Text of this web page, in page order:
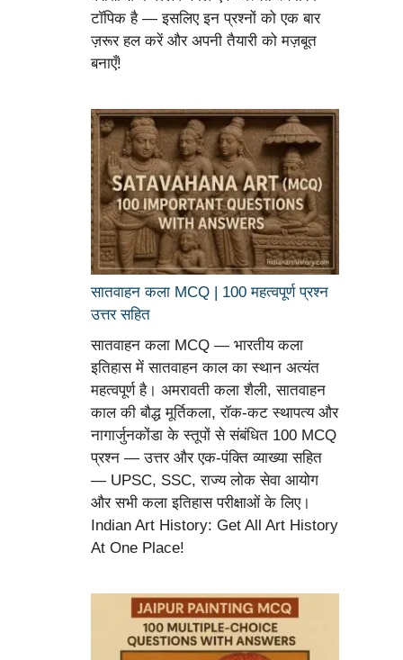
टॉपिक है — इसलिए इन प्रश्नों को एक बार
ज़रूर हल करें और अपनी तैयारी को मज़बूत
बनाएँ!
सातवाहन कला MCQ | 100 महत्वपूर्ण प्रश्न
उत्तर सहित
सातवाहन कला MCQ — भारतीय कला
इतिहास में सातवाहन काल का स्थान अत्यंत
महत्वपूर्ण है। अमरावती कला शैली, सातवाहन
काल की बौद्ध मूर्तिकला, रॉक-कट स्थापत्य और
नागार्जुनकोंडा के स्तूपों से संबंधित 100 MCQ
प्रश्न — उत्तर और एक-पंक्ति व्याख्या सहित
— UPSC, SSC, राज्य लोक सेवा आयोग
और सभी कला इतिहास परीक्षाओं के लिए।
Indian Art History: Get All Art History
At One Place!